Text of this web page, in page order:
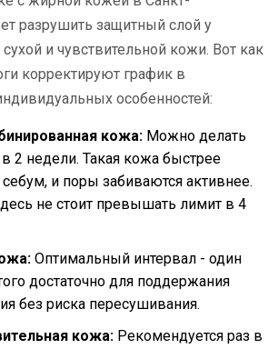
разрушить защитный слой у
и чувствительной кожи. Вот как
корректируют график в
особенностей:
кожа: Можно делать
2 недели. Такая кожа быстрее
и поры забиваются активнее.
не стоит превышать лимит в 4
Оптимальный интервал - один
достаточно для поддержания
без риска пересушивания.
кожа: Рекомендуется раз в